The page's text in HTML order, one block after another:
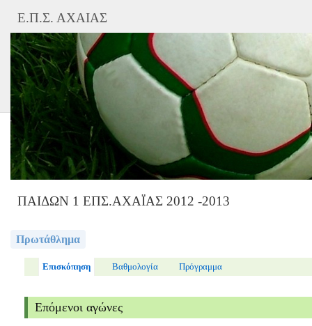
Ε.Π.Σ. ΑΧΑΙΑΣ
ΠΑΙΔΩΝ 1 ΕΠΣ.ΑΧΑΪΑΣ 2012 -2013
Πρωτάθλημα
Επισκόπηση Βαθμολογία Πρόγραμμα
Επόμενοι αγώνες